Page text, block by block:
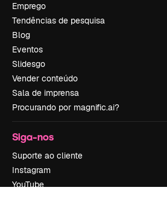
Emprego
Tendências de pesquisa
Blog
Eventos
Slidesgo
Vender conteúdo
Sala de imprensa
Procurando por magnific.ai?
Siga-nos
Suporte ao cliente
Instagram
YouTube